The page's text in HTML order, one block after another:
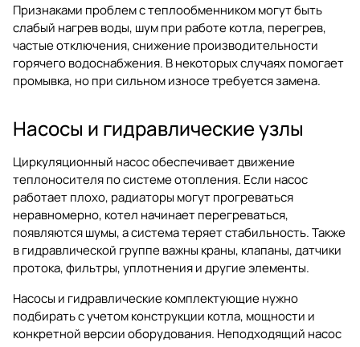
Признаками проблем с теплообменником могут быть
слабый нагрев воды, шум при работе котла, перегрев,
частые отключения, снижение производительности
горячего водоснабжения. В некоторых случаях помогает
промывка, но при сильном износе требуется замена.
Насосы и гидравлические узлы
Циркуляционный насос обеспечивает движение
теплоносителя по системе отопления. Если насос
работает плохо, радиаторы могут прогреваться
неравномерно, котел начинает перегреваться,
появляются шумы, а система теряет стабильность. Также
в гидравлической группе важны краны, клапаны, датчики
протока, фильтры, уплотнения и другие элементы.
Насосы и гидравлические комплектующие нужно
подбирать с учетом конструкции котла, мощности и
конкретной версии оборудования. Неподходящий насос